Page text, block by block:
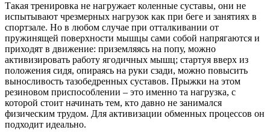
Такая тренировка не нагружает коленные суставы, они не
испытывают чрезмерных нагрузок как при беге и занятиях в
спортзале. Но в любом случае при отталкивании от
пружинящей поверхности мышцы сами собой напрягаются и
приходят в движение: приземляясь на попу, можно
активизировать работу ягодичных мышц; стартуя вверх из
положения сидя, опираясь на руки сзади, можно повысить
выносливость тазобедренных суставов. Прыжки на этом
резиновом приспособлении – это именно та нагрузка, с
которой стоит начинать тем, кто давно не занимался
физическим трудом. Для активизации обменных процессов он
подходит идеально.